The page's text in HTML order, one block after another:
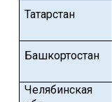
Татарстан
Башкортостан
Челябинская